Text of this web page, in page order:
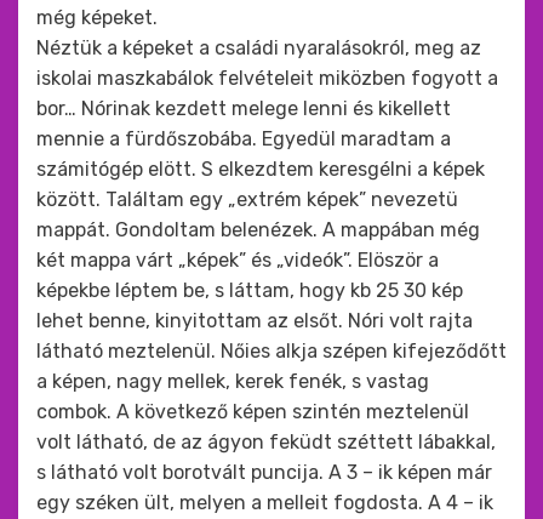
még képeket.
Néztük a képeket a családi nyaralásokról, meg az
iskolai maszkabálok felvételeit miközben fogyott a
bor… Nórinak kezdett melege lenni és kikellett
mennie a fürdőszobába. Egyedül maradtam a
számitógép elött. S elkezdtem keresgélni a képek
között. Találtam egy „extrém képek” nevezetü
mappát. Gondoltam belenézek. A mappában még
két mappa várt „képek” és „videók”. Elöször a
képekbe léptem be, s láttam, hogy kb 25 30 kép
lehet benne, kinyitottam az elsőt. Nóri volt rajta
látható meztelenül. Nőies alkja szépen kifejeződőtt
a képen, nagy mellek, kerek fenék, s vastag
combok. A következő képen szintén meztelenül
volt látható, de az ágyon feküdt széttett lábakkal,
s látható volt borotvált puncija. A 3 – ik képen már
egy széken ült, melyen a melleit fogdosta. A 4 – ik